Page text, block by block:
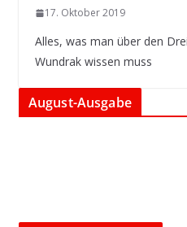
17. Oktober 2019
Alles, was man über den
Wundrak wissen muss
August-Ausgabe